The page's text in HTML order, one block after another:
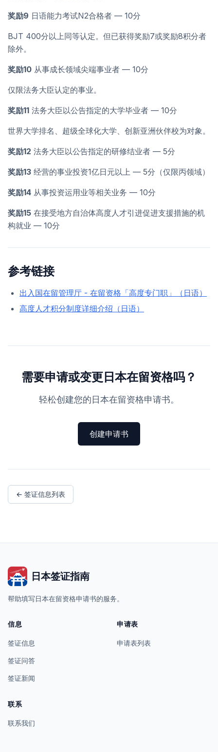
奖励9 日语能力考试N2合格者 — 10分
BJT 400分以上同等认定。但已获得奖励7或奖励8积分者
除外。
奖励10 从事成长领域尖端事业者 — 10分
仅限法务大臣认定的事业。
奖励11 法务大臣以公告指定的大学毕业者 — 10分
世界大学排名、超级全球化大学、创新亚洲伙伴校为对象。
奖励12 法务大臣以公告指定的研修结业者 — 5分
奖励13 经营的事业投资1亿日元以上 — 5分（仅限丙领域）
奖励14 从事投资运用业等相关业务 — 10分
奖励15 在接受地方自治体高度人才引进促进支援措施的机
构就业 — 10分
参考链接
出入国在留管理厅 - 在留资格「高度专门职」（日语）
高度人才积分制度详细介绍（日语）
需要申请或变更日本在留资格吗？
轻松创建您的日本在留资格申请书。
创建申请书
← 签证信息列表
日本签证指南
帮助填写日本在留资格申请书的服务。
信息
签证信息
签证问答
签证新闻
申请表
申请表列表
联系
联系我们